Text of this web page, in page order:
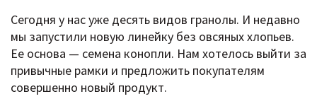
Сегодня у нас уже десять видов гранолы. И недавно
мы запустили новую линейку без овсяных хлопьев.
Ее основа — семена конопли. Нам хотелось выйти за
привычные рамки и предложить покупателям
совершенно новый продукт.